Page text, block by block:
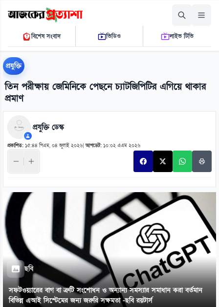
শনিবার, ০৮ আগস্ট ২০২৬
০৭:৩৯:৪৮ এ.এম.THE DAILY AJKER PROTTASHA
বিশেষ সংবাদ ভিডিও লাইভ টিভি
প্রযুক্তি
তিন পরীক্ষায় জেমিনিকে পেছনে চ্যাটজিপিটির এগিয়ে থাকার
প্রমাণ
প্রযুক্তি ডেস্ক
প্রকাশিত: ১৫:৪৪ পিএম, ০৪ জুলাই ২০২৬ |আপডেট: ১০:০২ এএম ২০২৬
ছবি
সফটওয়্যারের বাগ বা ত্রুটি সংশোধন ও অন্যান্য সমস্যার সমাধান করা বর্তমান
বিভিন্ন এআই সিস্টেমের জন্য জরুরি সক্ষমতা -ছবি রয়টার্স